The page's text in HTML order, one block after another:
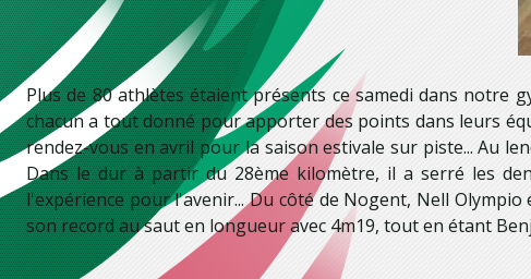
Plus de 80 athlètes étaient présents ce samedi dans notre
chacun a tout donné pour apporter des points dans leurs
rendez-vous en avril pour la saison estivale sur piste... Au
Dans le dur à partir du 28ème kilomètre, il a serré les
l'expérience pour l'avenir... Du côté de Nogent, Nell
son record au saut en longueur avec 4m19, tout en étant